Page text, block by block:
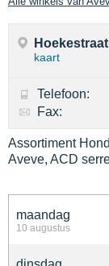
maandag
10 augustus
kaart
Telefoon:
Fax:
Assortiment
Aveve, ACD